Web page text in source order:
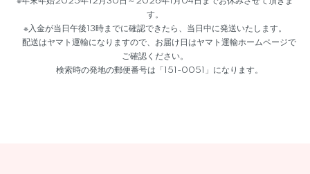
す。
※入金が当日午後13時までに確認できたら、当日中に発送いたします。
配送はヤマト運輸になりますので、お届け日はヤマト運輸ホームページで
ご確認ください。
検索時の発地の郵便番号は「151-0051」になります。